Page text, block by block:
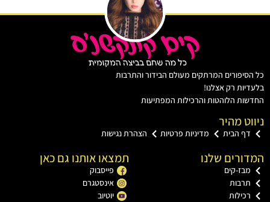
המרתקים מעולם הבידור והתרבות
רק אצלנו!
הלוהטות והרכילות המפתיעות
מהיר
הבית מדיניות פרטיות הצהרת נגישות
שלנו
קים
תמצאו אותנו גם כאן
פייסבוק
אינסטגרם
יוטיוב